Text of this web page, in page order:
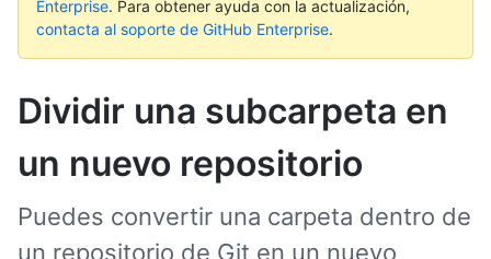
Enterprise. Para obtener ayuda con la actualización,
contacta al soporte de GitHub Enterprise.
Dividir una subcarpeta en
un nuevo repositorio
Puedes convertir una carpeta dentro de
un repositorio de Git en un nuevo